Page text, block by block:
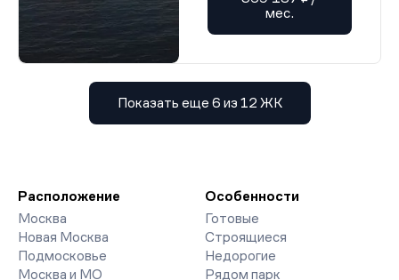
мес.
Показать еще 6 из 12 ЖК
Расположение
Москва
Новая Москва
Подмосковье
Москва и МО
Особенности
Готовые
Строящиеся
Недорогие
Рядом парк